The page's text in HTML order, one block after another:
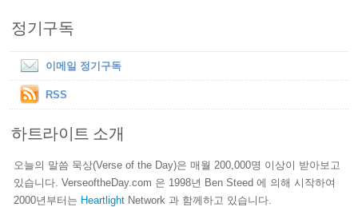
정기구독
이메일 정기구독
RSS
하트라이트 소개
오늘의 말씀 묵상(Verse of the Day)은 매월 200,000명 이상이 받아보고
있습니다. VerseoftheDay.com 은 1998년 Ben Steed 에 의해 시작하여
2000년부터는 Heartlight Network 과 함께하고 있습니다.